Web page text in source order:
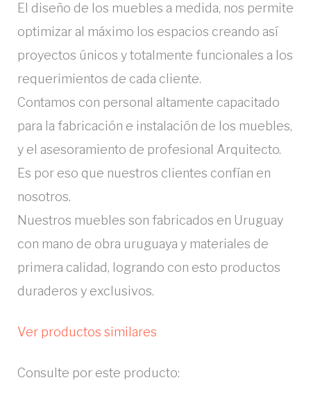
El diseño de los muebles a medida, nos permite
optimizar al máximo los espacios creando así
proyectos únicos y totalmente funcionales a los
requerimientos de cada cliente.
Contamos con personal altamente capacitado
para la fabricación e instalación de los muebles,
y el asesoramiento de profesional Arquitecto.
Es por eso que nuestros clientes confían en
nosotros.
Nuestros muebles son fabricados en Uruguay
con mano de obra uruguaya y materiales de
primera calidad, logrando con esto productos
duraderos y exclusivos.
Ver productos similares
Consulte por este producto: